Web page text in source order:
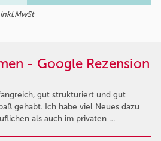
inkl.MwSt
- Google Rezension
gut strukturiert und gut
gehabt. Ich habe viel Neues dazu
als auch im privaten …